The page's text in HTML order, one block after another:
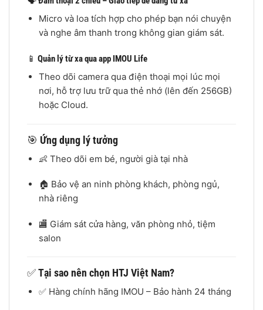
Micro và loa tích hợp cho phép bạn nói chuyện
và nghe âm thanh trong không gian giám sát.
📱 Quản lý từ xa qua app IMOU Life
Theo dõi camera qua điện thoại mọi lúc mọi
nơi, hỗ trợ lưu trữ qua thẻ nhớ (lên đến 256GB)
hoặc Cloud.
🎯 Ứng dụng lý tưởng
👶 Theo dõi em bé, người già tại nhà
🏠 Bảo vệ an ninh phòng khách, phòng ngủ,
nhà riêng
🏬 Giám sát cửa hàng, văn phòng nhỏ, tiệm
salon
✅Tại sao nên chọn HTJ Việt Nam?
✅ Hàng chính hãng IMOU – Bảo hành 24 tháng